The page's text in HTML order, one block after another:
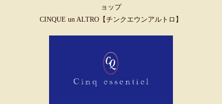
ョップ
CINQUE un ALTRO【チンクエウンアルトロ】